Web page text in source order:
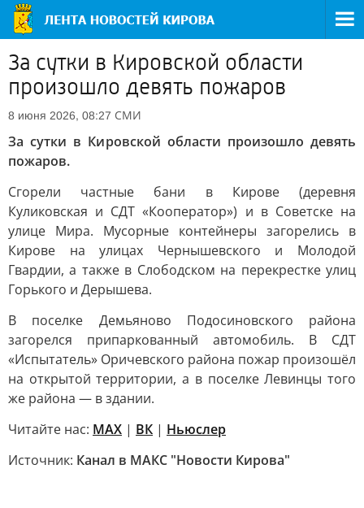
За сутки в Кировской области
произошло девять пожаров
8 июня 2026, 08:27 СМИ
За сутки в Кировской области произошло девять
пожаров.
Сгорели частные бани в Кирове (деревня
Куликовская и СДТ «Кооператор») и в Советске на
улице Мира. Мусорные контейнеры загорелись в
Кирове на улицах Чернышевского и Молодой
Гвардии, а также в Слободском на перекрестке улиц
Горького и Дерышева.
В поселке Демьяново Подосиновского района
загорелся припаркованный автомобиль. В СДТ
«Испытатель» Оричевского района пожар произошёл
на открытой территории, а в поселке Левинцы того
же района — в здании.
Читайте нас: MAX | ВК | Ньюслер
Источник: Канал в МАКС "Новости Кирова"